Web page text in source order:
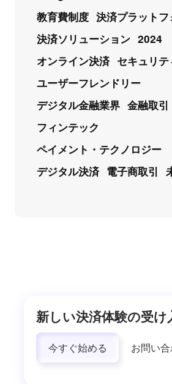
教育費制度 決済プラットフ
決済ソリューション 2024
オンライン決済 セキュリ
ユーザーフレンドリー
デジタル金融業界 金融取引
フィンテック
ペイメント・テクノロジー
デジタル決済 電子商取引
新しい決済体験の受け
今すぐ始める お問い